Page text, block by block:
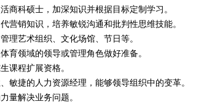
商科硕士，加深知识并根据目标定制学习。
营销知识，培养敏锐沟通和批判性思维技能。
理艺术组织、文化场馆、节日等。
育领域的领导或管理角色做好准备。
课程扩展资格。
敏捷的人力资源经理，能够领导组织中的变革。
量解决业务问题。